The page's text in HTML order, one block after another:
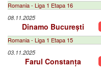
Romania - Liga 1 Etapa 16
08.11.2025
Dinamo București
Romania - Liga 1 Etapa 15
03.11.2025
Farul Constanța